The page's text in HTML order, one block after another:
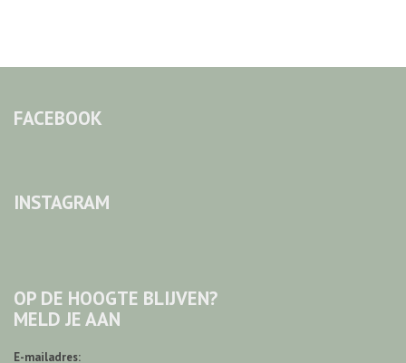
FACEBOOK
INSTAGRAM
OP DE HOOGTE BLIJVEN?
MELD JE AAN
E-mailadres: